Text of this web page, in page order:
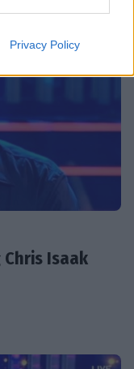
Privacy Policy
Chris Isaak